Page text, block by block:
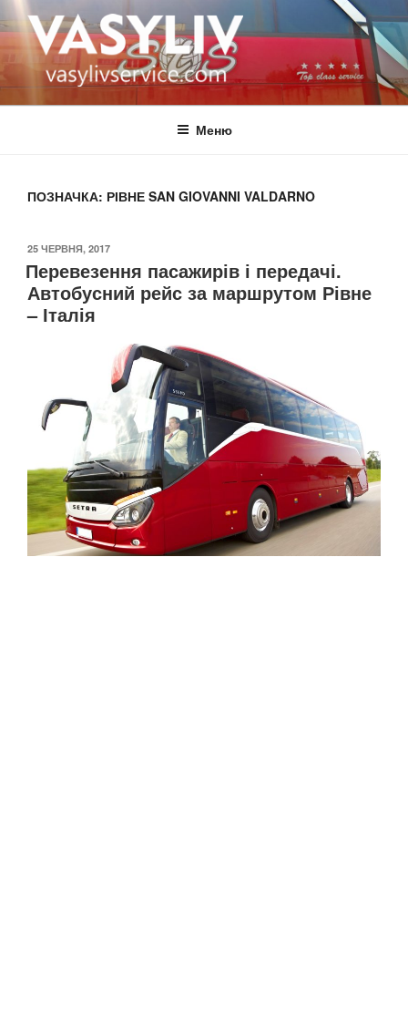
Перейти
до
вмісту
ВАСИЛІВ
автобус Україна Італія
Меню
ПОЗНАЧКА: РІВНЕ SAN GIOVANNI VALDARNO
ОПУБЛІКОВАНО
25 ЧЕРВНЯ, 2017
Перевезення пасажирів і передачі.
Автобусний рейс за маршрутом Рівне
– Італія